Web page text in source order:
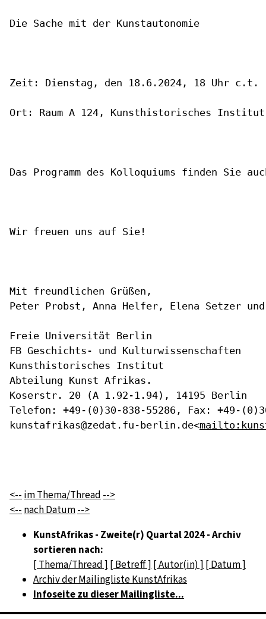
Die Sache mit der Kunstautonomie
Zeit: Dienstag, den 18.6.2024, 18 Uhr c.t.
Ort: Raum A 124, Kunsthistorisches
Das Programm des Kolloquiums finden Sie
Wir freuen uns auf Sie!
Mit freundlichen Grüßen,
Peter Probst, Anna Helfer, Elena Setzer
Freie Universität Berlin
FB Geschichts- und Kulturwissenschaften
Kunsthistorisches Institut
Abteilung Kunst Afrikas.
Koserstr. 20 (A 1.92-1.94), 14195 Berlin
Telefon: +49-(0)30-838-55286, Fax: +49-
kunstafrikas@zedat.fu-berlin.de<
<-- im Thema/Thread -->
<-- nach Datum-->
KunstAfrikas - Zweite(r) Quartal 2024 - Archiv
sortieren nach:
[ Thema/Thread ] [ Betreff ] [ Autor(in) ] [ Datum ]
Archiv der Mailingliste KunstAfrikas
Infoseite zu dieser Mailingliste...